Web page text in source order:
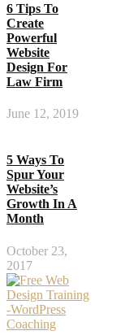
6 Tips To
Create
Powerful
Website
Design For
Law Firm
June 12, 2019
5 Ways To
Spur Your
Website’s
Growth In A
Month
October 23,
2017